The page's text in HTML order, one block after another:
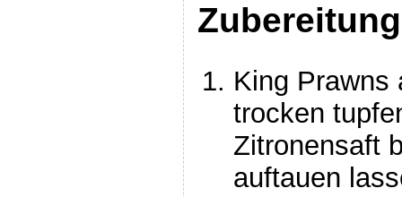
King Prawns
trocken
Zitronensaft
auftauen